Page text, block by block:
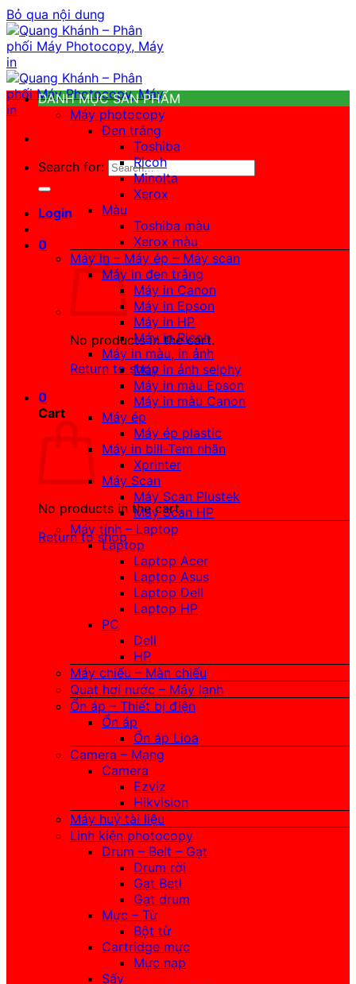
Bỏ qua nội dung
Search for:
Login
0
No products in the cart.
Return to shop
0
Cart
No products in the cart.
Return to shop
DANH MỤC SẢN PHẨM
Máy photocopy
Đen trắng
Toshiba
Ricoh
Minolta
Xerox
Màu
Toshiba màu
Xerox màu
Máy in – Máy ép – Máy scan
Máy in đen trắng
Máy in Canon
Máy in Epson
Máy in HP
Máy in Ricoh
Máy in màu, in ảnh
Máy in ảnh selphy
Máy in màu Epson
Máy in màu Canon
Máy ép
Máy ép plastic
Máy in bill-Tem nhãn
Xprinter
Máy Scan
Máy Scan Plustek
Máy Scan HP
Máy tính – Laptop
Laptop
Laptop Acer
Laptop Asus
Laptop Dell
Laptop HP
PC
Dell
HP
Máy chiếu – Màn chiếu
Quạt hơi nước – Máy lạnh
Ổn áp – Thiết bị điện
Ổn áp
Ổn áp Lioa
Camera – Mạng
Camera
Ezviz
Hikvision
Máy huỷ tài liệu
Linh kiện photocopy
Drum – Belt – Gạt
Drum rời
Gạt Betl
Gạt drum
Mực – Từ
Bột từ
Cartridge mực
Mực nạp
Sấy